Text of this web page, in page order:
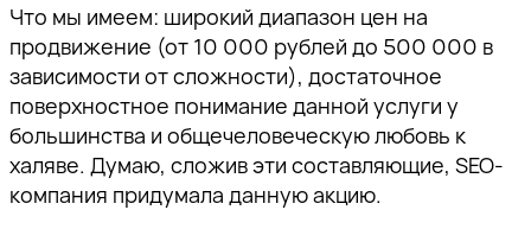
Что мы имеем: широкий диапазон цен на
продвижение (от 10 000 рублей до 500 000 в
зависимости от сложности), достаточное
поверхностное понимание данной услуги у
большинства и общечеловеческую любовь к
халяве. Думаю, сложив эти составляющие, SEO-
компания придумала данную акцию.